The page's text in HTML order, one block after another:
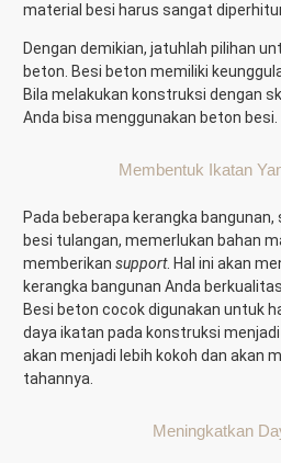
material besi harus sangat
Dengan demikian, jatuhlah pilihan
beton. Besi beton memiliki
Bila melakukan konstruksi dengan
Anda bisa menggunakan beton besi.
Membentuk Ikatan
Pada beberapa kerangka
besi tulangan, memerlukan bahan
memberikan support. Hal ini akan
kerangka bangunan Anda
Besi beton cocok digunakan untuk
daya ikatan pada konstruksi
akan menjadi lebih kokoh dan akan
tahannya.
Meningkatkan